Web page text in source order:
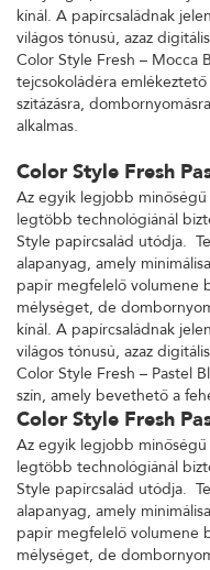
kínál. A papírcsaládnak
világos tónusú, azaz
Color Style Fresh – Mocca
tejcsokoládéra
szitázásra,
alkalmas.
Color Style Fresh
Az egyik legjobb
legtöbb technológiánál
Style papírcsalád utódja.
alapanyag, amely
papír megfelelő volumene
mélységet, de
kínál. A papírcsaládnak
világos tónusú, azaz
Color Style Fresh – Pastel
szín, amely bevethető a
Color Style Fresh
Az egyik legjobb
legtöbb technológiánál
Style papírcsalád utódja.
alapanyag, amely
papír megfelelő volumene
mélységet, de